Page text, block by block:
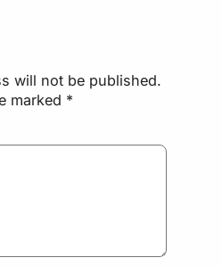
will not be published.
marked *